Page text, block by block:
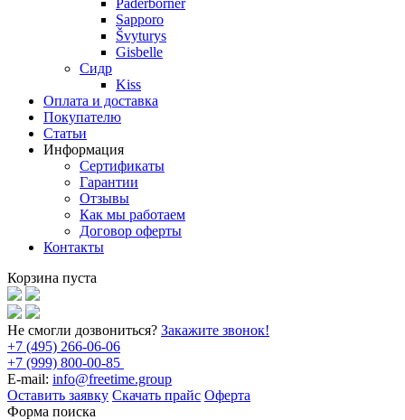
Paderborner
Sapporo
Švyturys
Gisbelle
Сидр
Kiss
Оплата и доставка
Покупателю
Статьи
Информация
Сертификаты
Гарантии
Отзывы
Как мы работаем
Договор оферты
Контакты
Корзина пуста
Не смогли дозвониться? Закажите звонок!
+7 (495) 266-06-06
+7 (999) 800-00-85
E-mail: info@freetime.group
Оставить заявку Скачать прайс Оферта
Форма поиска